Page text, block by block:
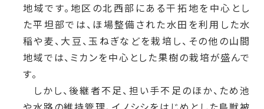
地域です。地区の北西部にある干拓地を中心とし
た平坦部では、ほ場整備された水田を利用した水
稲や麦、大豆、玉ねぎなどを栽培し、その他の山間
地域では、ミカンを中心とした果樹の栽培が盛んで
す。
しかし、後継者不足、担い手不足のほか、ため池